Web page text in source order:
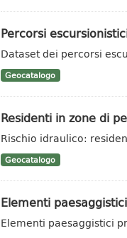
Percorsi
Dataset dei percorsi
Geocatalogo
Residenti in zone di
Rischio idraulico:
Geocatalogo
Elementi
Elementi paesaggistici